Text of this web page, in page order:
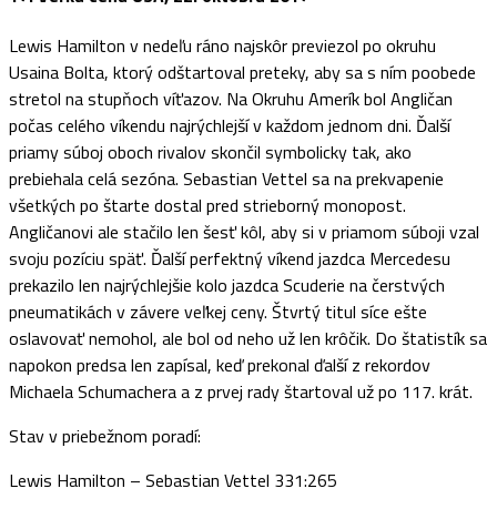
Lewis Hamilton v nedeľu ráno najskôr previezol po okruhu
Usaina Bolta, ktorý odštartoval preteky, aby sa s ním poobede
stretol na stupňoch víťazov. Na Okruhu Amerík bol Angličan
počas celého víkendu najrýchlejší v každom jednom dni. Ďalší
priamy súboj oboch rivalov skončil symbolicky tak, ako
prebiehala celá sezóna. Sebastian Vettel sa na prekvapenie
všetkých po štarte dostal pred strieborný monopost.
Angličanovi ale stačilo len šesť kôl, aby si v priamom súboji vzal
svoju pozíciu späť. Ďalší perfektný víkend jazdca Mercedesu
prekazilo len najrýchlejšie kolo jazdca Scuderie na čerstvých
pneumatikách v závere veľkej ceny. Štvrtý titul síce ešte
oslavovať nemohol, ale bol od neho už len krôčik. Do štatistík sa
napokon predsa len zapísal, keď prekonal ďalší z rekordov
Michaela Schumachera a z prvej rady štartoval už po 117. krát.
Stav v priebežnom poradí:
Lewis Hamilton – Sebastian Vettel 331:265